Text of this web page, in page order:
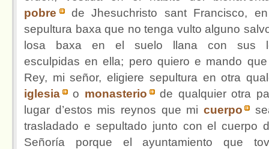
pobre
de Jhesuchristo sant Francisco,
sepultura baxa que no tenga vulto alguno
losa baxa en el suelo llana con sus
esculpidas en ella; pero quiero e mando
Rey, mi señor, eligiere sepultura en otra
iglesia
o monasterio
de qualquier otra
lugar d’estos mis reynos que mi cuerpo
trasladado e sepultado junto con el cuerpo
Señoría porque el ayuntamiento que